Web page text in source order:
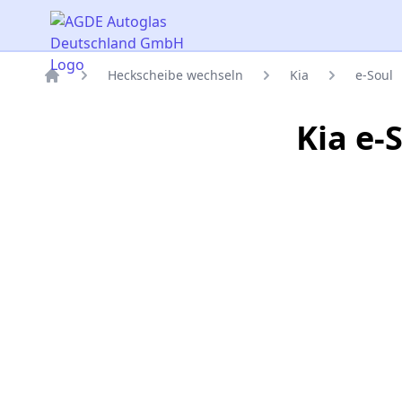
AGDE Autoglas Deutschland GmbH
Heckscheibe wechseln Kia e-Soul
Kia e-